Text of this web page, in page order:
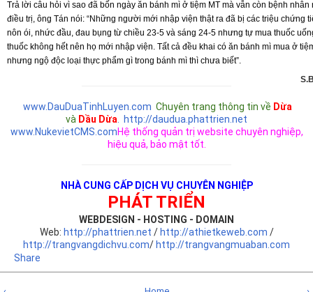
Trả lời câu hỏi vì sao đã bốn ngày ăn bánh mì ở tiệm MT mà vẫn còn bệnh nhân
điều trị, ông Tán nói: “Những người mới nhập viện thật ra đã bị các triệu chứng
nôn ói, nhức đầu, đau bụng từ chiều 23-5 và sáng 24-5 nhưng tự mua thuốc
thuốc không hết nên họ mới nhập viện. Tất cả đều khai có ăn bánh mì mua ở
nhưng ngộ độc loại thực phẩm gì trong bánh mì thì chưa biết”.
www.DauDuaTinhLuyen.com Chuyên trang thông tin về Dừa
và Dầu Dừa
http://daudua.phattrien.net
www.NukevietCMS.comHệ thống quản trị website chuyên nghiệp,
hiệu quả, bảo mật tốt.
NHÀ CUNG CẤP DỊCH VỤ CHUYÊN NGHIỆP
PHÁT TRIỂN
WEBDESIGN - HOSTING - DOMAIN
Web: http://phattrien.net / http://athietkeweb.com /
http://trangvangdichvu.com/ http://trangvangmuaban.com
Share